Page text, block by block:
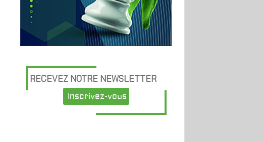
RECEVEZ NOTRE NEWSLETTER
Inscrivez-vous